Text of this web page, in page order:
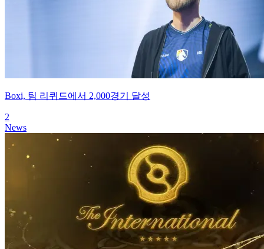
Boxi, 팀 리퀴드에서 2,000경기 달성
2
News